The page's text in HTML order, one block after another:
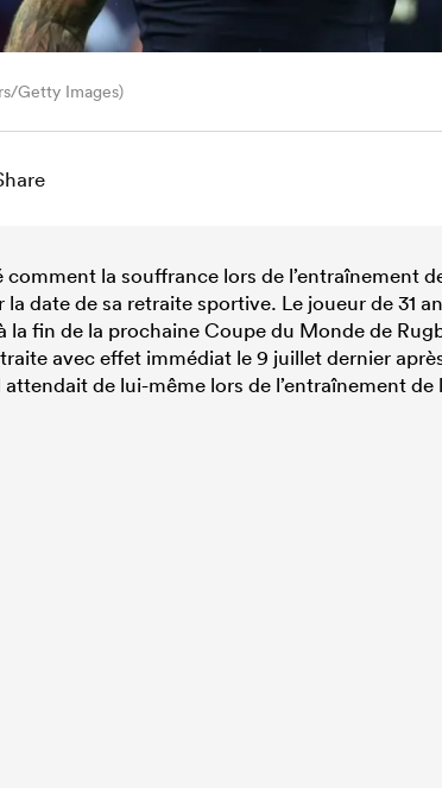
Getty Images)
la souffrance lors de l’entraînement
la date de sa retraite sportive. Le joueur de 31
la fin de la prochaine Coupe du Monde de
avec effet immédiat le 9 juillet dernier
attendait de lui-même lors de l’entraînement de